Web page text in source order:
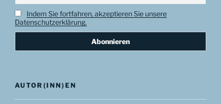
Indem Sie fortfahren, akzeptieren Sie unsere
Datenschutzerklärung.
AUTOR(INN)EN